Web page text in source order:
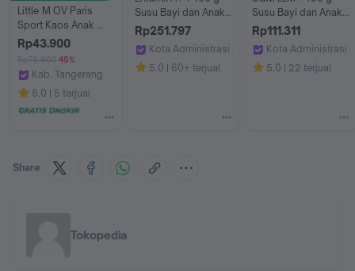
Little M OV Paris
Sport Kaos Anak
Laki-laki 123375296
Rp43.900
Rp79.900 45%
Kab. Tangerang
Matahari Official
5.0 5 terjual
Susu Bayi dan Anak -
Halodoc
Rp251.797
Kota Administrasi Jakarta Timur
ApotekMedikaPrima PondokKelapa
5.0 60+ terjual
Susu Bayi dan Anak -
Halodoc
Rp111.311
Kota Administrasi
Apotek Helios
5.0 22 terjual
Share
Tokopedia